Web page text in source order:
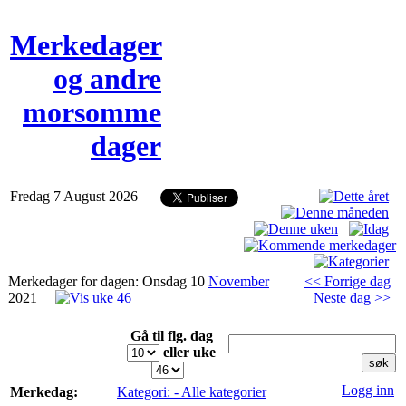
Merkedager
og andre
morsomme
dager
Fredag 7 August 2026
Merkedager for dagen: Onsdag 10 November
2021
<< Forrige dag
Neste dag >>
Gå til flg. dag
eller uke
Merkedag:
Kategori: - Alle kategorier
Logg inn